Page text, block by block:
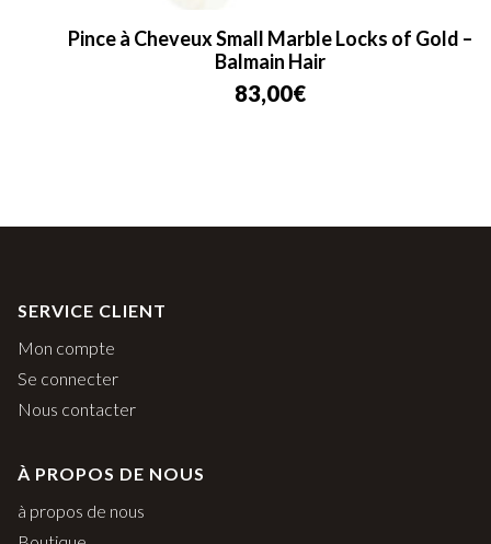
Pince à Cheveux Small Marble Locks of Gold –
Balmain Hair
83,00€
SERVICE CLIENT
Mon compte
Se connecter
Nous contacter
À PROPOS DE NOUS
à propos de nous